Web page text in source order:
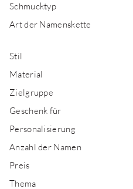
Schmucktyp
Art der Namenskette
Stil
Material
Zielgruppe
Geschenk für
Personalisierung
Anzahl der Namen
Preis
Thema